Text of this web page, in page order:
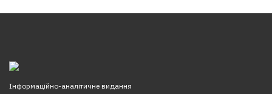
Інформаційно-аналітичне видання